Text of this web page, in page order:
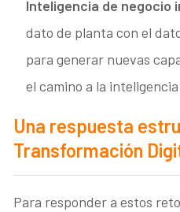
Inteligencia de negocio
dato de planta con el
para generar nuevas
el camino a la
Una respuesta
Transformación
Para responder a estos